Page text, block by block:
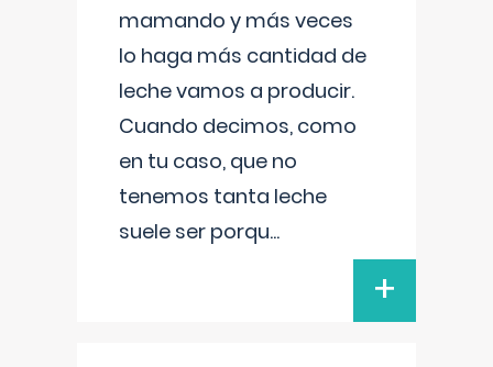
mamando y más veces
lo haga más cantidad de
leche vamos a producir.
Cuando decimos, como
en tu caso, que no
tenemos tanta leche
suele ser porqu...
+